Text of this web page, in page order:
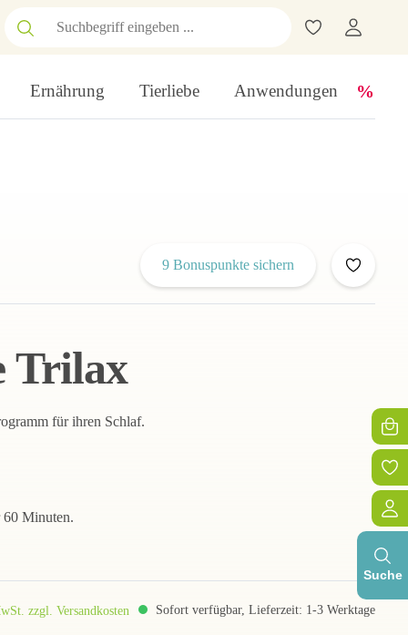
Suche
Ernährung Tierliebe Anwendungen
9 Bonuspunkte sichern
Trilax
für ihren Schlaf.
60 Minuten.
zzgl. Versandkosten Sofort verfügbar, Lieferzeit: 1-3 Werktage